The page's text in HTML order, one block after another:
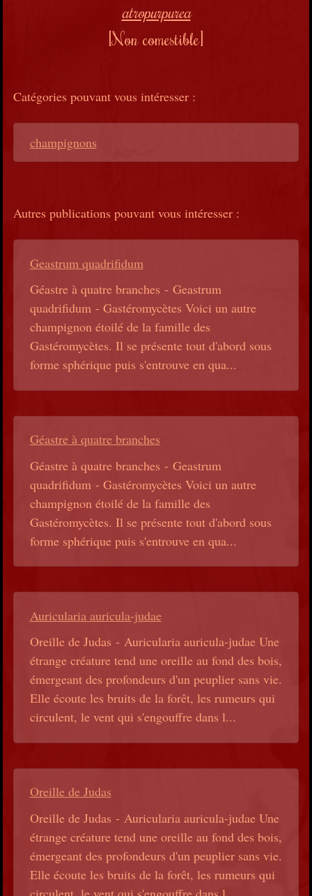
atropurpurea
[Non comestible]
Catégories pouvant vous intéresser :
champignons
Autres publications pouvant vous intéresser :
Geastrum quadrifidum
Géastre à quatre branches - Geastrum
quadrifidum - Gastéromycètes Voici un autre
champignon étoilé de la famille des
Gastéromycètes. Il se présente tout d'abord sous
forme sphérique puis s'entrouve en qua...
Géastre à quatre branches
Géastre à quatre branches - Geastrum
quadrifidum - Gastéromycètes Voici un autre
champignon étoilé de la famille des
Gastéromycètes. Il se présente tout d'abord sous
forme sphérique puis s'entrouve en qua...
Auricularia auricula-judae
Oreille de Judas - Auricularia auricula-judae Une
étrange créature tend une oreille au fond des bois,
émergeant des profondeurs d'un peuplier sans vie.
Elle écoute les bruits de la forêt, les rumeurs qui
circulent, le vent qui s'engouffre dans l...
Oreille de Judas
Oreille de Judas - Auricularia auricula-judae Une
étrange créature tend une oreille au fond des bois,
émergeant des profondeurs d'un peuplier sans vie.
Elle écoute les bruits de la forêt, les rumeurs qui